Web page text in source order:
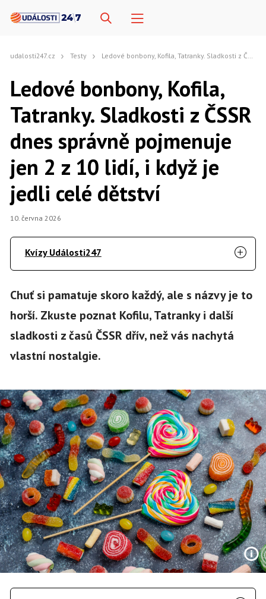
udalosti247.cz Testy Ledové bonbony, Kofila, Tatranky. Sladkosti z ČSSR dnes správně pojmenuje jen 2 z 10 lidí, i když je jedli celé dětství
Ledové bonbony, Kofila,
Tatranky. Sladkosti z ČSSR
dnes správně pojmenuje
jen 2 z 10 lidí, i když je
jedli celé dětství
10. června 2026
Kvízy Události247
Chuť si pamatuje skoro každý, ale s názvy je to
horší. Zkuste poznat Kofilu, Tatranky i další
sladkosti z časů ČSSR dřív, než vás nachytá
vlastní nostalgie.